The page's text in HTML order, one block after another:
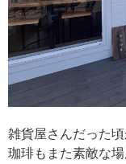
雑貨屋さんだった
珈琲もまた素敵な場